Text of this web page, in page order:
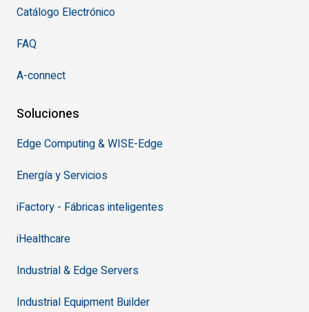
Catálogo Electrónico
FAQ
A-connect
Soluciones
Edge Computing & WISE-Edge
Energía y Servicios
iFactory - Fábricas inteligentes
iHealthcare
Industrial & Edge Servers
Industrial Equipment Builder